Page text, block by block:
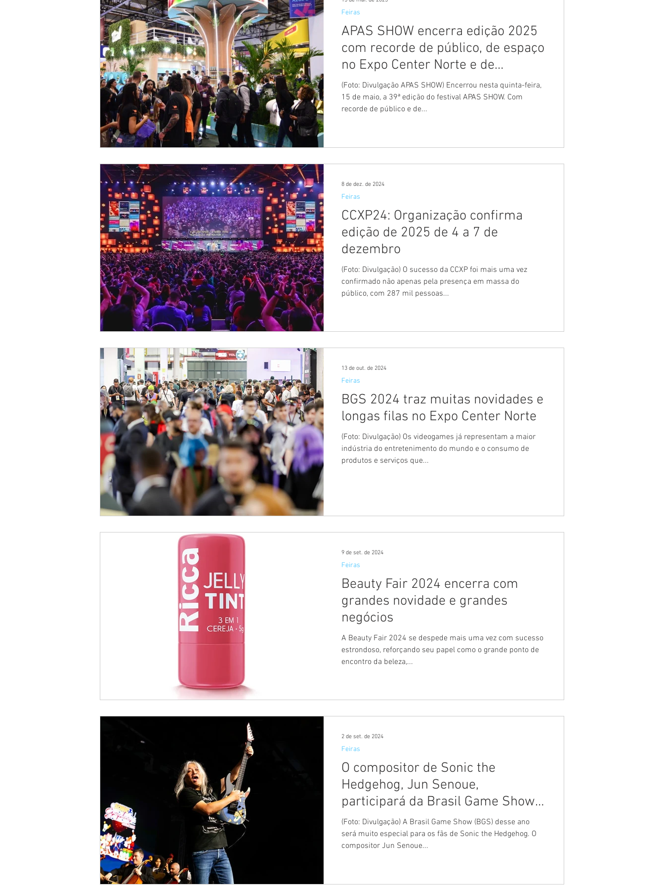
APAS SHOW encerra edição 2025
com recorde de público, de espaço
no Expo Center Norte e de
novidades
(Foto: Divulgação APAS SHOW) Encerrou nesta quinta-feira,
15 de maio, a 39ª edição do festival APAS SHOW. Com
recorde de público e de...
Feiras
CCXP24: Organização confirma
edição de 2025 de 4 a 7 de
dezembro
(Foto: Divulgação) O sucesso da CCXP foi mais uma vez
confirmado não apenas pela presença em massa do
público, com 287 mil pessoas...
Feiras
8 de dez. de 2024
BGS 2024 traz muitas novidades e
longas filas no Expo Center Norte
(Foto: Divulgação) Os videogames já representam a maior
indústria do entretenimento do mundo e o consumo de
produtos e serviços que...
Feiras
13 de out. de 2024
Beauty Fair 2024 encerra com
grandes novidade e grandes
negócios
A Beauty Fair 2024 se despede mais uma vez com sucesso
estrondoso, reforçando seu papel como o grande ponto de
encontro da beleza,...
Feiras
9 de set. de 2024
O compositor de Sonic the
Hedgehog, Jun Senoue,
participará da Brasil Game Show
2024
(Foto: Divulgação) A Brasil Game Show (BGS) desse ano
será muito especial para os fãs de Sonic the Hedgehog. O
compositor Jun Senoue...
Feiras
2 de set. de 2024